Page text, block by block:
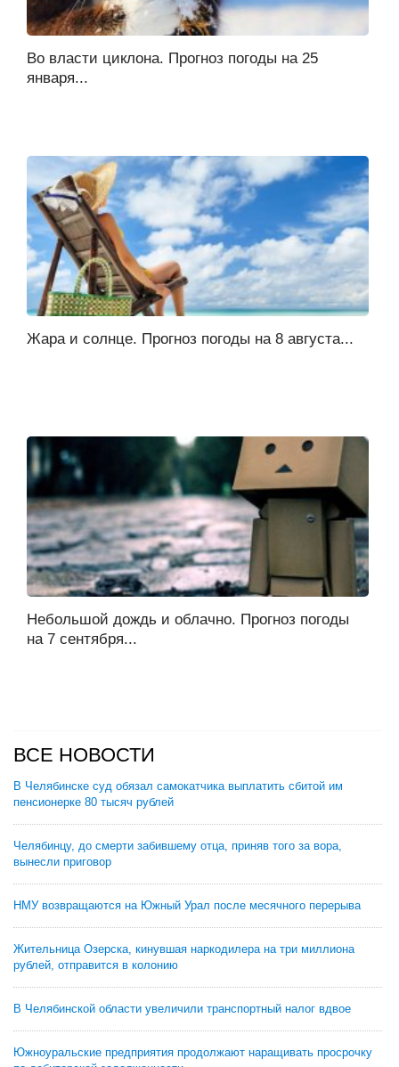
Во власти циклона. Прогноз погоды на 25
января...
Жара и солнце. Прогноз погоды на 8 августа...
Небольшой дождь и облачно. Прогноз погоды
на 7 сентября...
ВСЕ НОВОСТИ
В Челябинске суд обязал самокатчика выплатить сбитой им
пенсионерке 80 тысяч рублей
Челябинцу, до смерти забившему отца, приняв того за вора,
вынесли приговор
НМУ возвращаются на Южный Урал после месячного перерыва
Жительница Озерска, кинувшая наркодилера на три миллиона
рублей, отправится в колонию
В Челябинской области увеличили транспортный налог вдвое
Южноуральские предприятия продолжают наращивать просрочку